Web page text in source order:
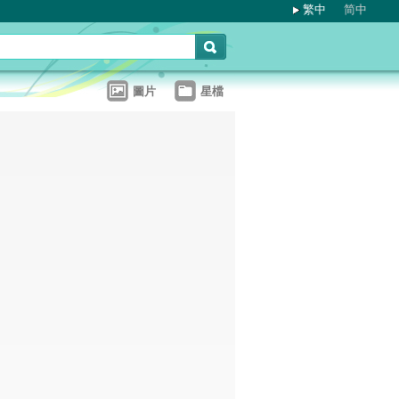
繁中 简中
圖片 星檔